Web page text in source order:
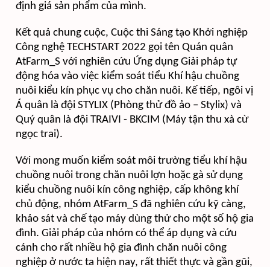
định giá sản phẩm của mình.
Kết quả chung cuộc, Cuộc thi Sáng tạo Khởi nghiệp
Công nghệ TECHSTART 2022 gọi tên Quán quân
AtFarm_S với nghiên cứu Ứng dụng Giải pháp tự
động hóa vào việc kiểm soát tiểu Khí hậu chuồng
nuôi kiểu kín phục vụ cho chăn nuôi. Kế tiếp, ngôi vị
Á quân là đội STYLIX (Phòng thử đồ ảo – Stylix) và
Quý quân là đội TRAIVI - BKCIM (Máy tận thu xà cừ
ngọc trai).
Với mong muốn kiểm soát môi trường tiểu khí hậu
chuồng nuôi trong chăn nuôi lợn hoặc gà sử dụng
kiểu chuồng nuôi kín công nghiệp, cấp không khí
chủ động, nhóm AtFarm_S đã nghiên cứu kỹ càng,
khảo sát và chế tạo máy dùng thử cho một số hộ gia
đình. Giải pháp của nhóm có thể áp dụng và cứu
cánh cho rất nhiều hộ gia đình chăn nuôi công
nghiệp ở nước ta hiện nay, rất thiết thực và gần gũi,